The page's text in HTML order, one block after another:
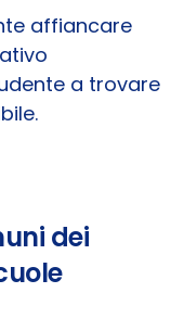
affiancare
a trovare
dei